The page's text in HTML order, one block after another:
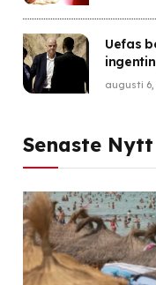
Uefas
augusti 6,
Senaste Nytt